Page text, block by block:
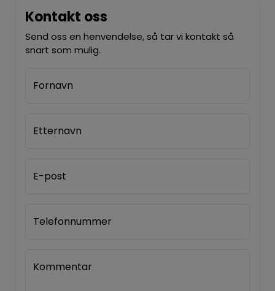
Kontakt oss
Send oss en henvendelse, så tar vi kontakt så
snart som mulig.
Fornavn
Etternavn
E-post
Telefonnummer
Kommentar